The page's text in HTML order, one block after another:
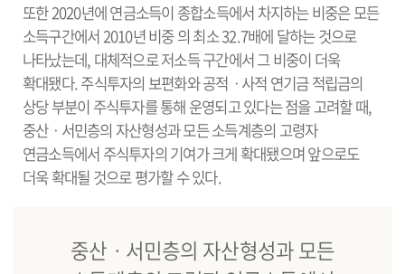
또한 2020년에 연금소득이 종합소득에서 차지하는 비중은 모든
소득구간에서 2010년 비중 의 최소 32.7배에 달하는 것으로
나타났는데, 대체적으로 저소득 구간에서 그 비중이 더욱
확대됐다. 주식투자의 보편화와 공적ㆍ사적 연기금 적립금의
상당 부분이 주식투자를 통해 운영되고 있다는 점을 고려할 때,
중산ㆍ서민층의 자산형성과 모든 소득계층의 고령자
연금소득에서 주식투자의 기여가 크게 확대됐으며 앞으로도
더욱 확대될 것으로 평가할 수 있다.
중산ㆍ서민층의 자산형성과 모든